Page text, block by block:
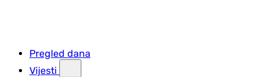
Pregled dana
Vijesti